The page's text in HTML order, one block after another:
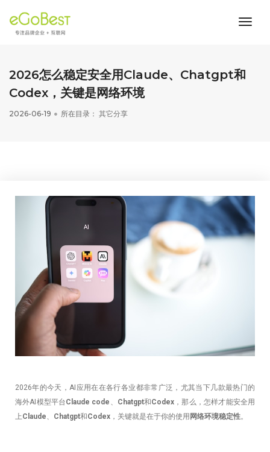
2026怎么稳定安全用Claude、Chatgpt和
Codex，关键是网络环境
2026-06-19 所在目录： 其它分享
2026年的今天，AI应用在在各行各业都非常广泛，尤其当下几款最热门的
海外AI模型平台Claude code Chatgpt和Codex ，那么，怎样才能安全用
上Claude Chatgpt和Codex ，关键就是在于你的使用网络环境稳定性。